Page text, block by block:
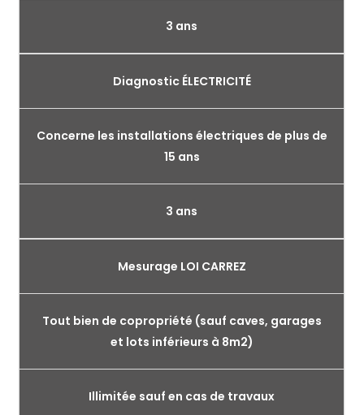
3 ans
Diagnostic ÉLECTRICITÉ
Concerne les installations électriques de plus de
15 ans
3 ans
Mesurage LOI CARREZ
Tout bien de copropriété (sauf caves, garages
et lots inférieurs à 8m2)
Illimitée sauf en cas de travaux